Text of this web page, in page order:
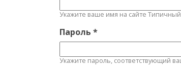
Укажите ваше имя на сайте
Пароль *
Укажите пароль, соответствующий